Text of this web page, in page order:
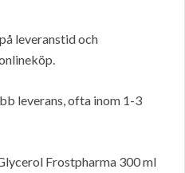
leveranstid och
leverans, ofta inom 1-3
Frostpharma 300 ml